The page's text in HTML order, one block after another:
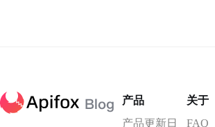
产品
产品更新日
关于
FAQ